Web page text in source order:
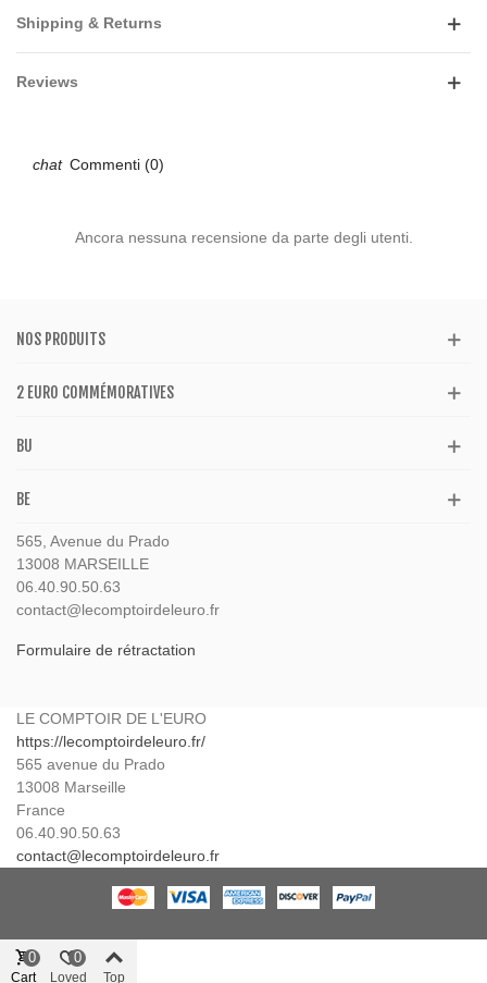
Shipping & Returns
Reviews
Commenti (0)
Ancora nessuna recensione da parte degli utenti.
NOS PRODUITS
2 EURO COMMÉMORATIVES
BU
BE
565, Avenue du Prado
13008 MARSEILLE
06.40.90.50.63
contact@lecomptoirdeleuro.fr
Formulaire de rétractation
LE COMPTOIR DE L'EURO
https://lecomptoirdeleuro.fr/
565 avenue du Prado
13008 Marseille
France
06.40.90.50.63
contact@lecomptoirdeleuro.fr
Cart
0
Loved
0
Top